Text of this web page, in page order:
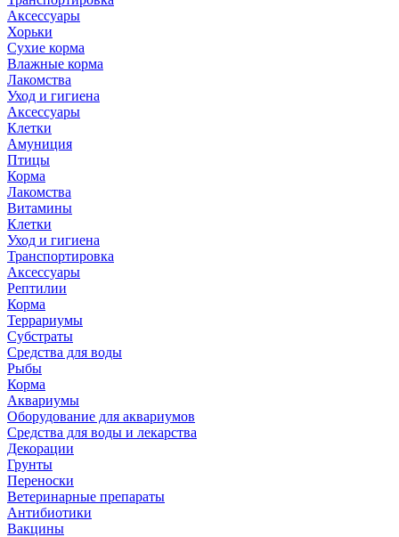
Аксессуары
Хорьки
Сухие корма
Влажные корма
Лакомства
Уход и гигиена
Аксессуары
Клетки
Амуниция
Птицы
Корма
Лакомства
Витамины
Клетки
Уход и гигиена
Транспортировка
Аксессуары
Рептилии
Корма
Террариумы
Субстраты
Средства для воды
Рыбы
Корма
Аквариумы
Оборудование для аквариумов
Средства для воды и лекарства
Декорации
Грунты
Переноски
Ветеринарные препараты
Антибиотики
Вакцины